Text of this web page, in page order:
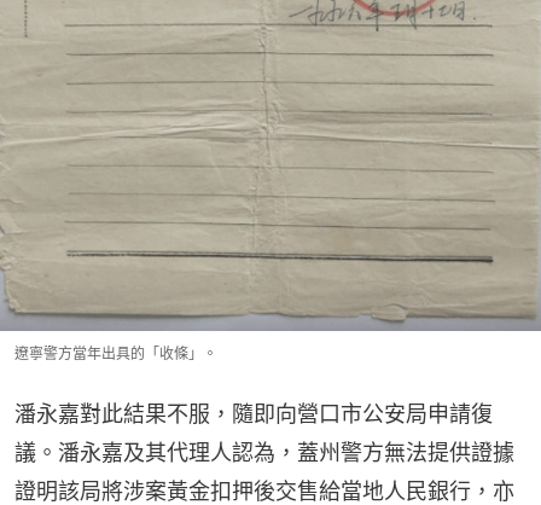
遼寧警方當年出具的「收條」。
潘永嘉對此結果不服，隨即向營口市公安局申請復
議。潘永嘉及其代理人認為，蓋州警方無法提供證據
證明該局將涉案黃金扣押後交售給當地人民銀行，亦